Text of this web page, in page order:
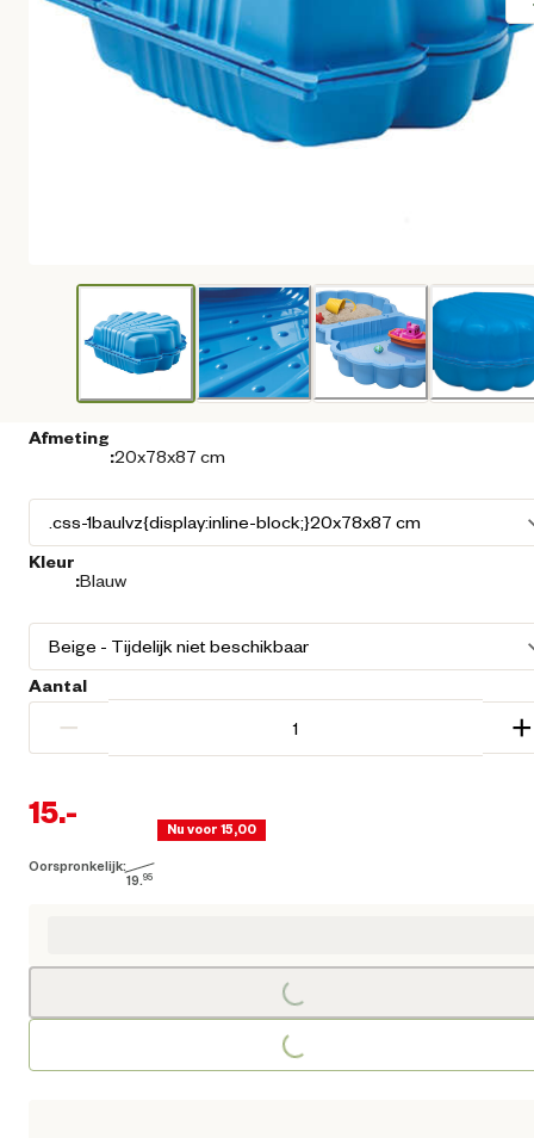
Afmeting
:20x78x87 cm
Kleur
:Blauw
Aantal
− +
Oorspronkelijk:
19.95
15.-
Huidige prijs € 15,00
Nu voor 15,00
Loading...
Loading...